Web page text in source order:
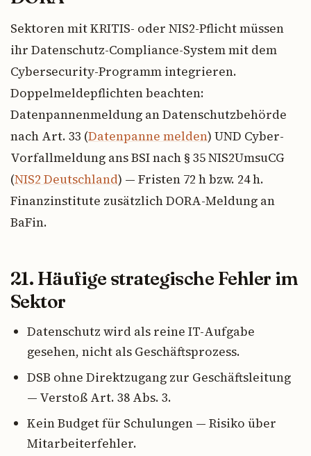
Sektoren mit KRITIS- oder NIS2-Pflicht müssen
ihr Datenschutz-Compliance-System mit dem
Cybersecurity-Programm integrieren.
Doppelmeldepflichten beachten:
Datenpannenmeldung an Datenschutzbehörde
nach Art. 33 (Datenpanne melden) UND Cyber-
Vorfallmeldung ans BSI nach § 35 NIS2UmsuCG
(NIS2 Deutschland) — Fristen 72 h bzw. 24 h.
Finanzinstitute zusätzlich DORA-Meldung an
BaFin.
21. Häufige strategische Fehler im
Sektor
Datenschutz wird als reine IT-Aufgabe
gesehen, nicht als Geschäftsprozess.
DSB ohne Direktzugang zur Geschäftsleitung
— Verstoß Art. 38 Abs. 3.
Kein Budget für Schulungen — Risiko über
Mitarbeiterfehler.